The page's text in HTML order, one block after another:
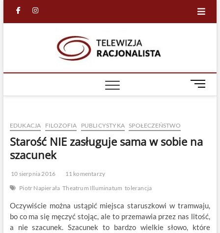
facebook
in
M
e
u
t
EDUKACJA FILOZOFIA PUBLICYSTYKA SPOŁECZEŃSTWO
Starość NIE zasługuje sama w sobie na
szacunek
10 sierpnia 2016
11 komentarzy
Piotr Napierała Theatrum Illuminatum tolerancja
Oczywiście można ustąpić miejsca staruszkowi w tramwaju,
bo co ma się męczyć stojąc, ale to przemawia przez nas litość,
a nie szacunek. Szacunek to bardzo wielkie słowo, które